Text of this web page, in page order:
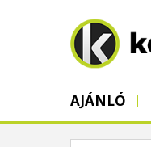
AJÁNLÓ